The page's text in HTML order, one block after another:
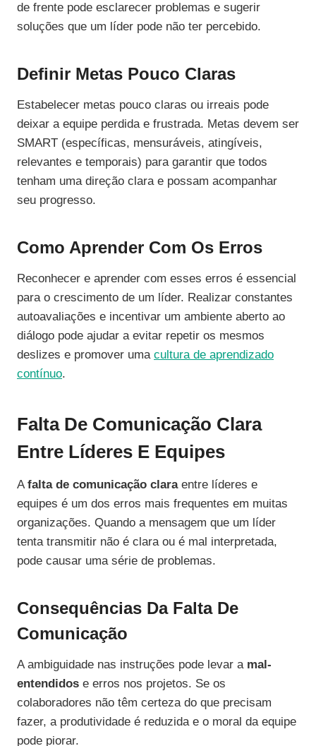
de frente pode esclarecer problemas e sugerir
soluções que um líder pode não ter percebido.
Definir Metas Pouco Claras
Estabelecer metas pouco claras ou irreais pode
deixar a equipe perdida e frustrada. Metas devem ser
SMART (específicas, mensuráveis, atingíveis,
relevantes e temporais) para garantir que todos
tenham uma direção clara e possam acompanhar
seu progresso.
Como Aprender Com Os Erros
Reconhecer e aprender com esses erros é essencial
para o crescimento de um líder. Realizar constantes
autoavaliações e incentivar um ambiente aberto ao
diálogo pode ajudar a evitar repetir os mesmos
deslizes e promover uma cultura de aprendizado
contínuo.
Falta De Comunicação Clara
Entre Líderes E Equipes
Afalta de comunicação claraentre líderes e
equipes é um dos erros mais frequentes em muitas
organizações. Quando a mensagem que um líder
tenta transmitir não é clara ou é mal interpretada,
pode causar uma série de problemas.
Consequências Da Falta De
Comunicação
A ambiguidade nas instruções pode levar a mal-
entendidos e erros nos projetos. Se os
colaboradores não têm certeza do que precisam
fazer, a produtividade é reduzida e o moral da equipe
pode piorar.